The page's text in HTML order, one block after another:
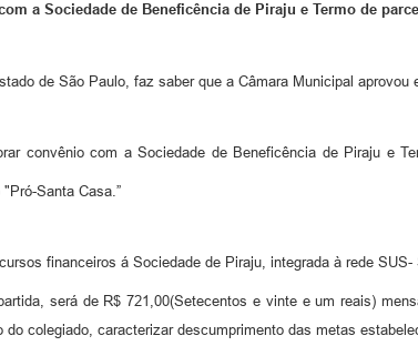
a Sociedade de Beneficência de Piraju e Termo de
de São Paulo, faz saber que a Câmara Municipal aprovou
convênio com a Sociedade de Beneficência de Piraju e
Santa Casa.”
financeiros á Sociedade de Piraju, integrada à rede
será de R$ 721,00(Setecentos e vinte e um reais)
colegiado, caracterizar descumprimento das metas